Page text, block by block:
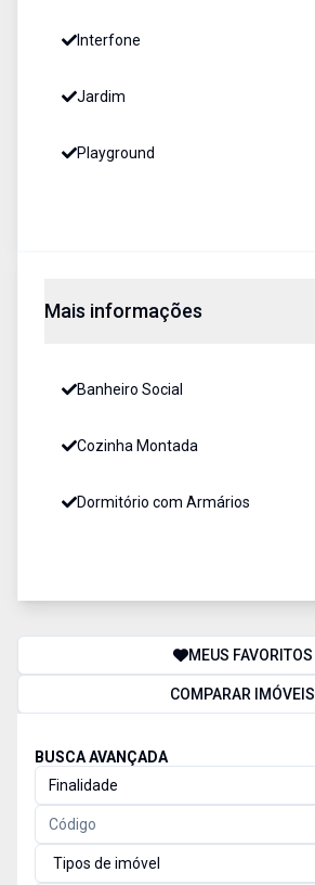
Interfone
Jardim
Playground
Mais informações
Banheiro Social
Cozinha Montada
Dormitório com Armários
MEUS FAVORITOS
COMPARAR IMÓVEIS
BUSCA AVANÇADA
Finalidade
Tipos de imóvel